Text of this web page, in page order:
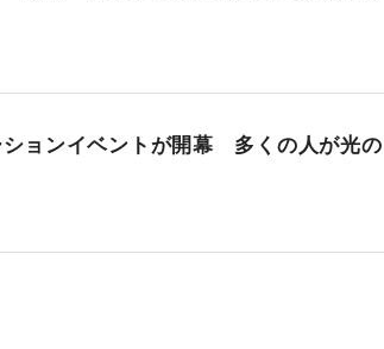
ョンイベントが開幕 多くの人が光の